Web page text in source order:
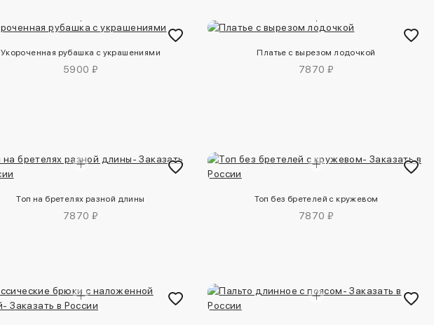
Укороченная рубашка с украшениями
5900 ₽
Платье с вырезом лодочкой
7870 ₽
Топ на бретелях разной длины
7870 ₽
Топ без бретелей с кружевом
7870 ₽